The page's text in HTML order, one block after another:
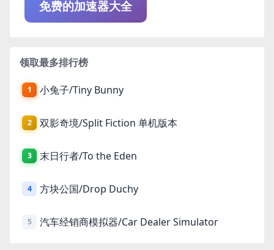
免费的加速器大全
领取最多排行榜
1 小兔子/Tiny Bunny
2 双影奇境/Split Fiction 单机版本
3 末日行者/To the Eden
4 方块公国/Drop Duchy
5 汽车经销商模拟器/Car Dealer Simulator